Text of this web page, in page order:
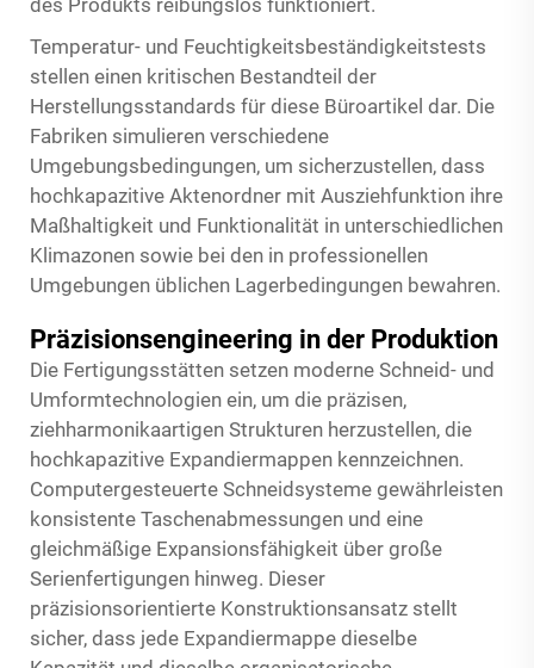
des Produkts reibungslos funktioniert.
Temperatur- und Feuchtigkeitsbeständigkeitstests
stellen einen kritischen Bestandteil der
Herstellungsstandards für diese Büroartikel dar. Die
Fabriken simulieren verschiedene
Umgebungsbedingungen, um sicherzustellen, dass
hochkapazitive Aktenordner mit Ausziehfunktion ihre
Maßhaltigkeit und Funktionalität in unterschiedlichen
Klimazonen sowie bei den in professionellen
Umgebungen üblichen Lagerbedingungen bewahren.
Präzisionsengineering in der Produktion
Die Fertigungsstätten setzen moderne Schneid- und
Umformtechnologien ein, um die präzisen,
ziehharmonikaartigen Strukturen herzustellen, die
hochkapazitive Expandiermappen kennzeichnen.
Computergesteuerte Schneidsysteme gewährleisten
konsistente Taschenabmessungen und eine
gleichmäßige Expansionsfähigkeit über große
Serienfertigungen hinweg. Dieser
präzisionsorientierte Konstruktionsansatz stellt
sicher, dass jede Expandiermappe dieselbe